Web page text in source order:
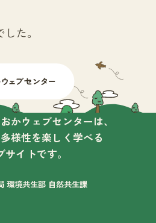
た。
かウェブセンターは、
様性を楽しく学べる
サイトです。
環境共生部 自然共生課